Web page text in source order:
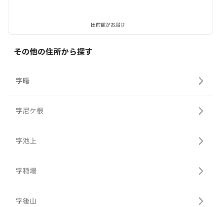
出前館がお届け
その他の住所から探す
字曙
字尼ケ根
字池上
字稲場
字後山